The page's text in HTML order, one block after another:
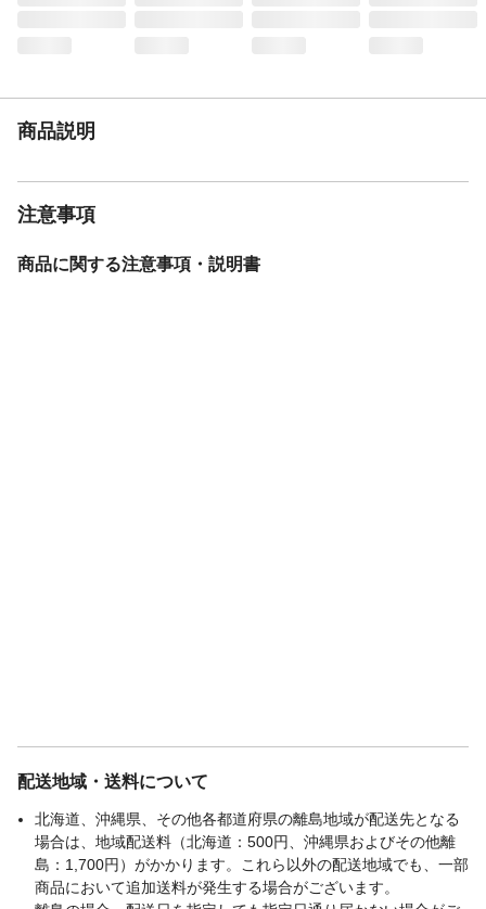
タンブル乾燥
×
ドライクリーニング
繊維の組成
ポリエステル:100%
付属品／セット内容
フックの種類
Aフック
商品説明
注意事項
商品に関する注意事項・説明書
配送地域・送料について
北海道、沖縄県、その他各都道府県の離島地域が配送先となる
場合は、地域配送料（北海道：500円、沖縄県およびその他離
島：1,700円）がかかります。これら以外の配送地域でも、一部
商品において追加送料が発生する場合がございます。